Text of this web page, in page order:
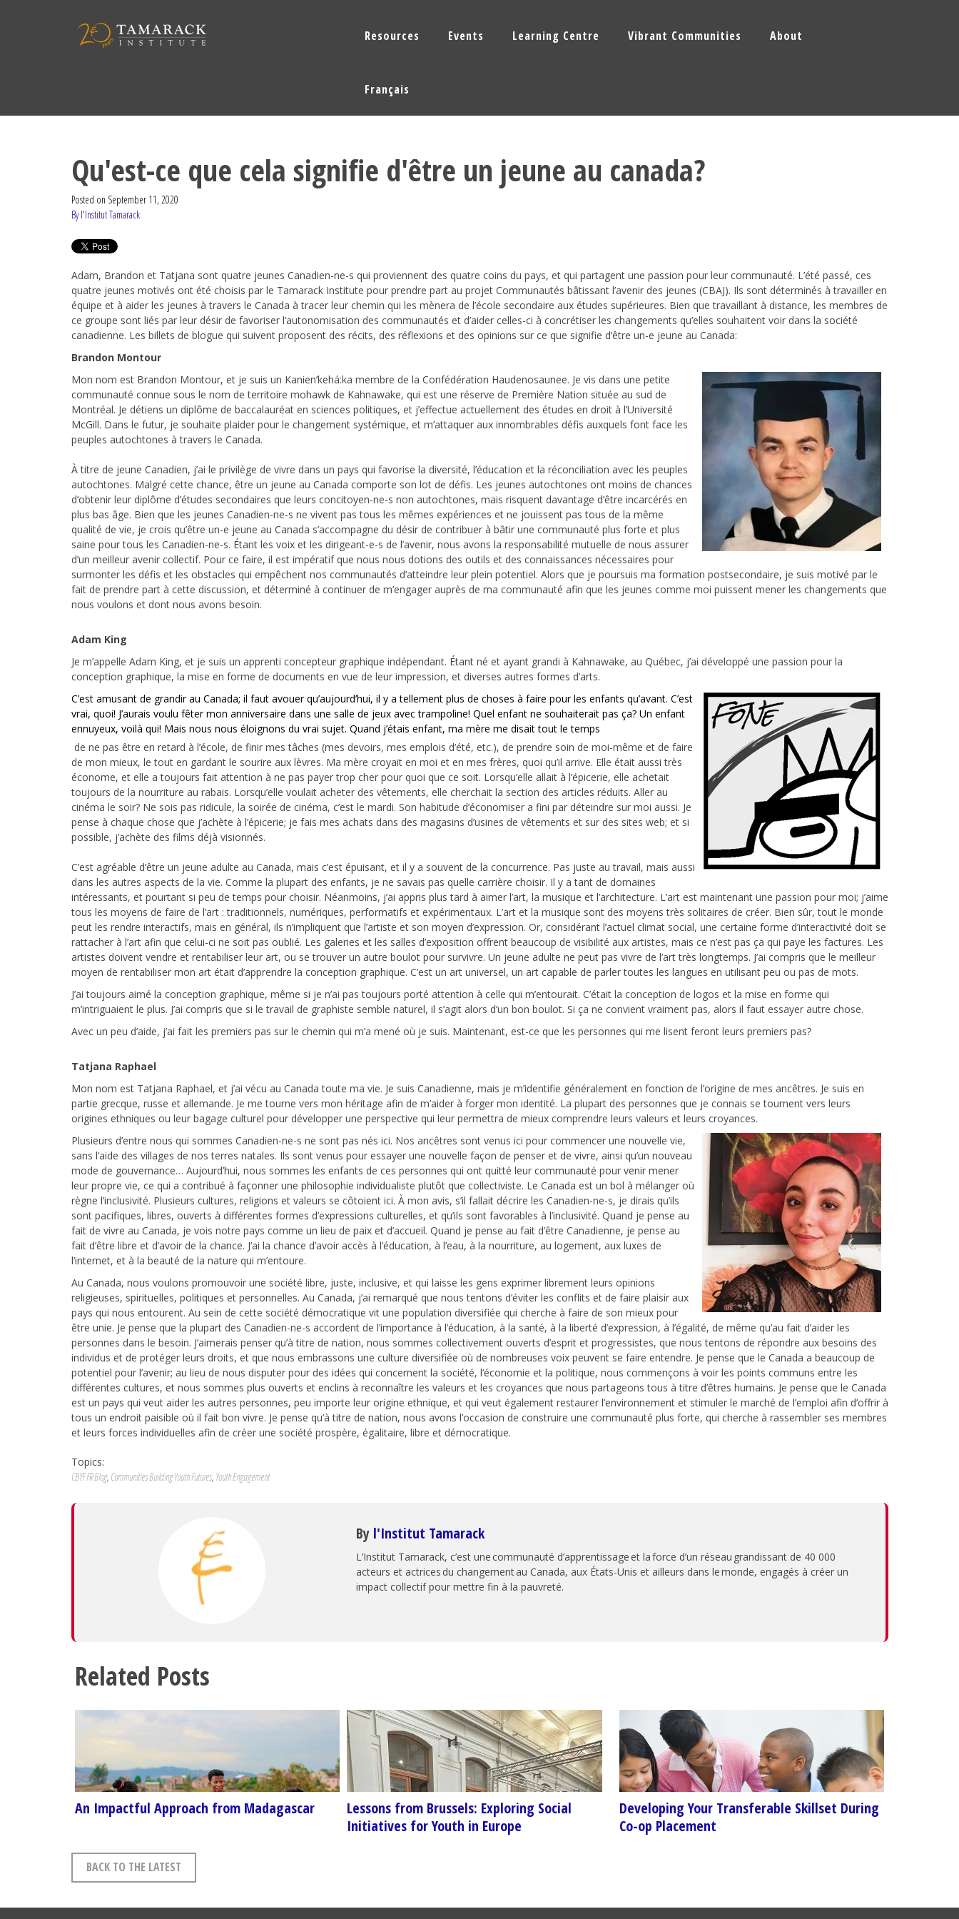
Resources Events Learning Centre Vibrant Communities About
Français
Qu'est-ce que cela signifie d'être un jeune au canada?
Posted on September 11, 2020
By l'Institut Tamarack
Adam, Brandon et Tatjana sont quatre jeunes Canadien-ne-s qui proviennent des quatre coins du pays, et qui partagent une passion pour leur communauté. L’été passé, ces
quatre jeunes motivés ont été choisis par le Tamarack Institute pour prendre part au projet Communautés bâtissant l’avenir des jeunes (CBAJ). Ils sont déterminés à travailler en
équipe et à aider les jeunes à travers le Canada à tracer leur chemin qui les mènera de l’école secondaire aux études supérieures. Bien que travaillant à distance, les membres de
ce groupe sont liés par leur désir de favoriser l’autonomisation des communautés et d’aider celles-ci à concrétiser les changements qu’elles souhaitent voir dans la société
canadienne. Les billets de blogue qui suivent proposent des récits, des réflexions et des opinions sur ce que signifie d’être un-e jeune au Canada:
Brandon Montour
Mon nom est Brandon Montour, et je suis un Kanien’kehá:ka membre de la Confédération Haudenosaunee. Je vis dans une petite
communauté connue sous le nom de territoire mohawk de Kahnawake, qui est une réserve de Première Nation située au sud de
Montréal. Je détiens un diplôme de baccalauréat en sciences politiques, et j’effectue actuellement des études en droit à l’Université
McGill. Dans le futur, je souhaite plaider pour le changement systémique, et m’attaquer aux innombrables défis auxquels font face les
peuples autochtones à travers le Canada.
À titre de jeune Canadien, j’ai le privilège de vivre dans un pays qui favorise la diversité, l’éducation et la réconciliation avec les peuples
autochtones. Malgré cette chance, être un jeune au Canada comporte son lot de défis. Les jeunes autochtones ont moins de chances
d’obtenir leur diplôme d’études secondaires que leurs concitoyen-ne-s non autochtones, mais risquent davantage d’être incarcérés en
plus bas âge. Bien que les jeunes Canadien-ne-s ne vivent pas tous les mêmes expériences et ne jouissent pas tous de la même
qualité de vie, je crois qu’être un-e jeune au Canada s’accompagne du désir de contribuer à bâtir une communauté plus forte et plus
saine pour tous les Canadien-ne-s. Étant les voix et les dirigeant-e-s de l’avenir, nous avons la responsabilité mutuelle de nous assurer
d’un meilleur avenir collectif. Pour ce faire, il est impératif que nous nous dotions des outils et des connaissances nécessaires pour
surmonter les défis et les obstacles qui empêchent nos communautés d’atteindre leur plein potentiel. Alors que je poursuis ma formation postsecondaire, je suis motivé par le
fait de prendre part à cette discussion, et déterminé à continuer de m’engager auprès de ma communauté afin que les jeunes comme moi puissent mener les changements que
nous voulons et dont nous avons besoin.
Adam King
Je m’appelle Adam King, et je suis un apprenti concepteur graphique indépendant. Étant né et ayant grandi à Kahnawake, au Québec, j’ai développé une passion pour la
conception graphique, la mise en forme de documents en vue de leur impression, et diverses autres formes d’arts.
C’est amusant de grandir au Canada; il faut avouer qu’aujourd’hui, il y a tellement plus de choses à faire pour les enfants qu’avant. C’est
vrai, quoi! J’aurais voulu fêter mon anniversaire dans une salle de jeux avec trampoline! Quel enfant ne souhaiterait pas ça? Un enfant
ennuyeux, voilà qui! Mais nous nous éloignons du vrai sujet. Quand j’étais enfant, ma mère me disait tout le temps
de ne pas être en retard à l’école, de finir mes tâches (mes devoirs, mes emplois d’été, etc.), de prendre soin de moi-même et de faire
de mon mieux, le tout en gardant le sourire aux lèvres. Ma mère croyait en moi et en mes frères, quoi qu’il arrive. Elle était aussi très
économe, et elle a toujours fait attention à ne pas payer trop cher pour quoi que ce soit. Lorsqu’elle allait à l’épicerie, elle achetait
toujours de la nourriture au rabais. Lorsqu’elle voulait acheter des vêtements, elle cherchait la section des articles réduits. Aller au
cinéma le soir? Ne sois pas ridicule, la soirée de cinéma, c’est le mardi. Son habitude d’économiser a fini par déteindre sur moi aussi. Je
pense à chaque chose que j’achète à l’épicerie; je fais mes achats dans des magasins d’usines de vêtements et sur des sites web; et si
possible, j’achète des films déjà visionnés.
C’est agréable d’être un jeune adulte au Canada, mais c’est épuisant, et il y a souvent de la concurrence. Pas juste au travail, mais aussi
dans les autres aspects de la vie. Comme la plupart des enfants, je ne savais pas quelle carrière choisir. Il y a tant de domaines
intéressants, et pourtant si peu de temps pour choisir. Néanmoins, j’ai appris plus tard à aimer l’art, la musique et l’architecture. L’art est maintenant une passion pour moi; j’aime
tous les moyens de faire de l’art : traditionnels, numériques, performatifs et expérimentaux. L’art et la musique sont des moyens très solitaires de créer. Bien sûr, tout le monde
peut les rendre interactifs, mais en général, ils n’impliquent que l’artiste et son moyen d’expression. Or, considérant l’actuel climat social, une certaine forme d’interactivité doit se
rattacher à l’art afin que celui-ci ne soit pas oublié. Les galeries et les salles d’exposition offrent beaucoup de visibilité aux artistes, mais ce n’est pas ça qui paye les factures. Les
artistes doivent vendre et rentabiliser leur art, ou se trouver un autre boulot pour survivre. Un jeune adulte ne peut pas vivre de l’art très longtemps. J’ai compris que le meilleur
moyen de rentabiliser mon art était d’apprendre la conception graphique. C’est un art universel, un art capable de parler toutes les langues en utilisant peu ou pas de mots.
J’ai toujours aimé la conception graphique, même si je n’ai pas toujours porté attention à celle qui m’entourait. C’était la conception de logos et la mise en forme qui
m’intriguaient le plus. J’ai compris que si le travail de graphiste semble naturel, il s’agit alors d’un bon boulot. Si ça ne convient vraiment pas, alors il faut essayer autre chose.
Avec un peu d’aide, j’ai fait les premiers pas sur le chemin qui m’a mené où je suis. Maintenant, est-ce que les personnes qui me lisent feront leurs premiers pas?
Tatjana Raphael
Mon nom est Tatjana Raphael, et j’ai vécu au Canada toute ma vie. Je suis Canadienne, mais je m’identifie généralement en fonction de l’origine de mes ancêtres. Je suis en
partie grecque, russe et allemande. Je me tourne vers mon héritage afin de m’aider à forger mon identité. La plupart des personnes que je connais se tournent vers leurs
origines ethniques ou leur bagage culturel pour développer une perspective qui leur permettra de mieux comprendre leurs valeurs et leurs croyances.
Plusieurs d’entre nous qui sommes Canadien-ne-s ne sont pas nés ici. Nos ancêtres sont venus ici pour commencer une nouvelle vie,
sans l’aide des villages de nos terres natales. Ils sont venus pour essayer une nouvelle façon de penser et de vivre, ainsi qu’un nouveau
mode de gouvernance… Aujourd’hui, nous sommes les enfants de ces personnes qui ont quitté leur communauté pour venir mener
leur propre vie, ce qui a contribué à façonner une philosophie individualiste plutôt que collectiviste. Le Canada est un bol à mélanger où
règne l’inclusivité. Plusieurs cultures, religions et valeurs se côtoient ici. À mon avis, s’il fallait décrire les Canadien-ne-s, je dirais qu’ils
sont pacifiques, libres, ouverts à différentes formes d’expressions culturelles, et qu’ils sont favorables à l’inclusivité. Quand je pense au
fait de vivre au Canada, je vois notre pays comme un lieu de paix et d’accueil. Quand je pense au fait d’être Canadienne, je pense au
fait d’être libre et d’avoir de la chance. J’ai la chance d’avoir accès à l’éducation, à l’eau, à la nourriture, au logement, aux luxes de
l’internet, et à la beauté de la nature qui m’entoure.
Au Canada, nous voulons promouvoir une société libre, juste, inclusive, et qui laisse les gens exprimer librement leurs opinions
religieuses, spirituelles, politiques et personnelles. Au Canada, j’ai remarqué que nous tentons d’éviter les conflits et de faire plaisir aux
pays qui nous entourent. Au sein de cette société démocratique vit une population diversifiée qui cherche à faire de son mieux pour
être unie. Je pense que la plupart des Canadien-ne-s accordent de l’importance à l’éducation, à la santé, à la liberté d’expression, à l’égalité, de même qu’au fait d’aider les
personnes dans le besoin. J’aimerais penser qu’à titre de nation, nous sommes collectivement ouverts d’esprit et progressistes, que nous tentons de répondre aux besoins des
individus et de protéger leurs droits, et que nous embrassons une culture diversifiée où de nombreuses voix peuvent se faire entendre. Je pense que le Canada a beaucoup de
potentiel pour l’avenir; au lieu de nous disputer pour des idées qui concernent la société, l’économie et la politique, nous commençons à voir les points communs entre les
différentes cultures, et nous sommes plus ouverts et enclins à reconnaître les valeurs et les croyances que nous partageons tous à titre d’êtres humains. Je pense que le Canada
est un pays qui veut aider les autres personnes, peu importe leur origine ethnique, et qui veut également restaurer l’environnement et stimuler le marché de l’emploi afin d’offrir à
tous un endroit paisible où il fait bon vivre. Je pense qu’à titre de nation, nous avons l’occasion de construire une communauté plus forte, qui cherche à rassembler ses membres
et leurs forces individuelles afin de créer une société prospère, égalitaire, libre et démocratique.
Topics:
CBYF FR Blog, Communities Building Youth Futures, Youth Engagement
By l'Institut Tamarack
L’Institut Tamarack, c’est une communauté d’apprentissage et la force d’un réseau grandissant de 40 000
acteurs et actrices du changement au Canada, aux États-Unis et ailleurs dans le monde, engagés à créer un
impact collectif pour mettre fin à la pauvreté.
Related Posts
An Impactful Approach from Madagascar
Lessons from Brussels: Exploring Social
Initiatives for Youth in Europe
Developing Your Transferable Skillset During
Co-op Placement
BACK TO THE LATEST